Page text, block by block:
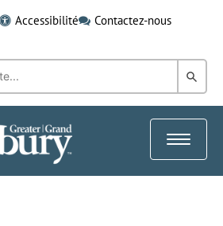
Accessibilité
Contactez-nous
dans
Toggle